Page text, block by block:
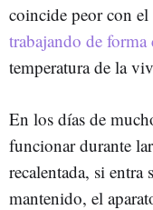
coincide peor con
trabajando de forma
temperatura de la
En los días de
funcionar durante
recalentada, si
mantenido, el